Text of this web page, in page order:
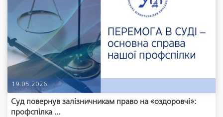
19.05.2026
Суд повернув залізничникам право на «оздоровчі»:
профспілка ...